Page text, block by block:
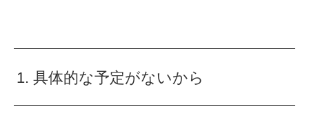
1. 具体的な予定がないから